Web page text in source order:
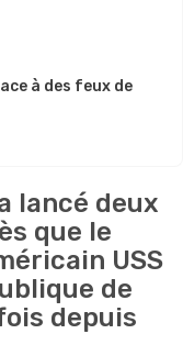
à des feux de
lancé deux
que le
USS
de
depuis